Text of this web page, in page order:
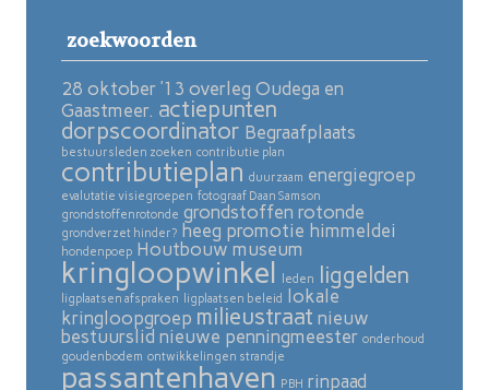
zoekwoorden
28 oktober ’13 overleg Oudega en
Gaastmeer. actiepunten
dorpscoordinator Begraafplaats
bestuursleden zoeken contributie plan
contributieplan duurzaam energiegroep
evalutatie visiegroepen fotograaf Daan Samson
grondstoffenrotonde grondstoffen rotonde
grondverzet hinder? heeg promotie himmeldei
hondenpoep Houtbouw museum
kringloopwinkel leden liggelden
ligplaatsen afspraken ligplaatsen beleid
lokale
kringloopgroep milieustraat nieuw
bestuurslid nieuwe penningmeester onderhoud
goudenbodem ontwikkelingen strandje
passantenhaven PBH rinpaad